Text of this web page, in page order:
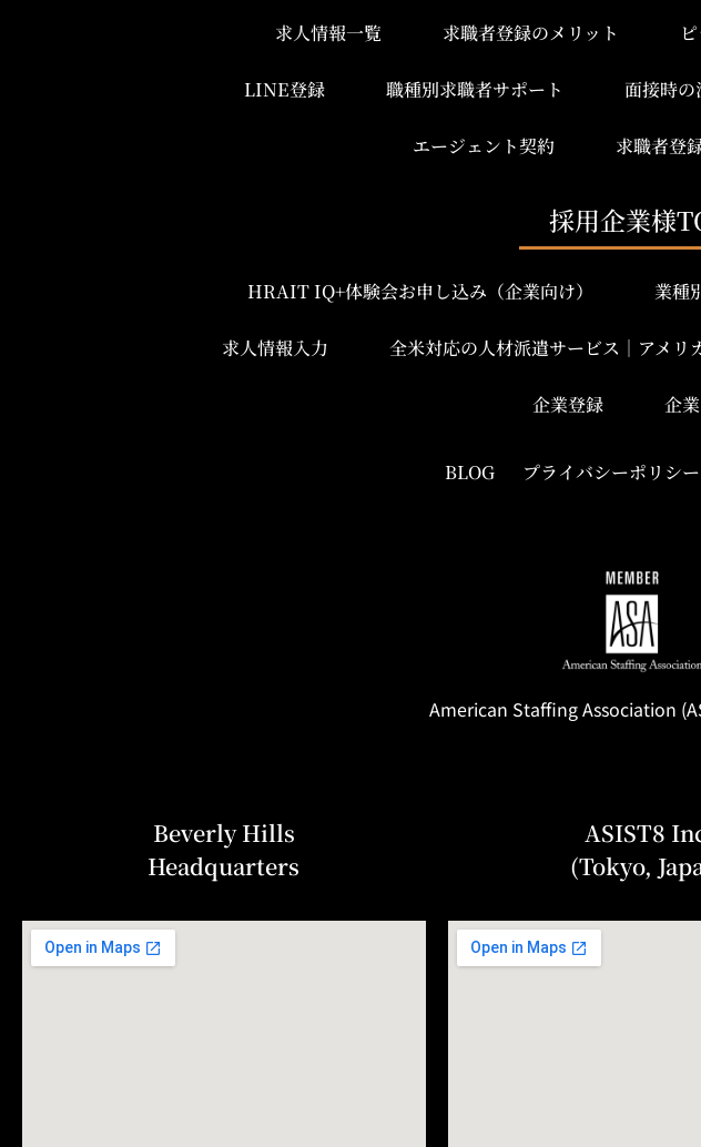
求人情報一覧 求職者登録のメリット
LINE登録 職種別求職者サポート 面接時の
エージェント契約 求職者登
採用企業様
HRAIT IQ+体験会お申し込み（企業向け） 業種
求人情報入力 全米対応の人材派遣サービス｜アメリ
企業登録 企
BLOG プライバシーポリシー
American StaffingAssociation
Beverly Hills
Headquarters
ASIST8
(Tokyo,